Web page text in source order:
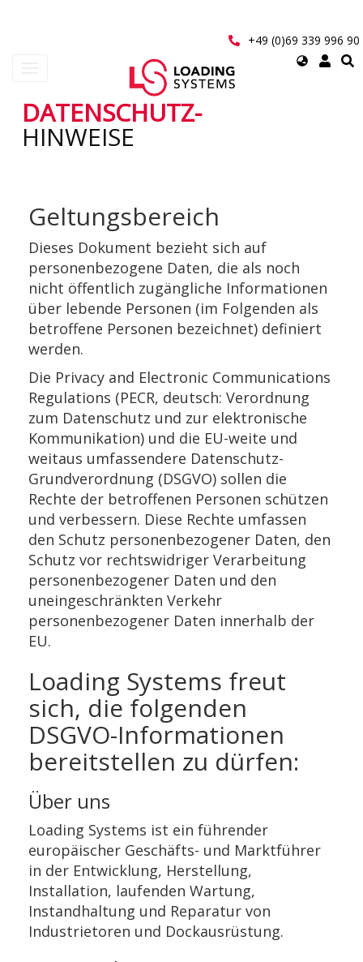
+49 (0)69 339 996 90
Select
User
aktivieren/deaktivieren
DATENSCHUTZ-
HINWEISE
Geltungsbereich
Dieses Dokument bezieht sich auf
personenbezogene Daten, die als noch
nicht öffentlich zugängliche Informationen
über lebende Personen (im Folgenden als
betroffene Personen bezeichnet) definiert
werden.
Die Privacy and Electronic Communications
Regulations (PECR, deutsch: Verordnung
zum Datenschutz und zur elektronische
Kommunikation) und die EU-weite und
weitaus umfassendere Datenschutz-
Grundverordnung (DSGVO) sollen die
Rechte der betroffenen Personen schützen
und verbessern. Diese Rechte umfassen
den Schutz personenbezogener Daten, den
Schutz vor rechtswidriger Verarbeitung
personenbezogener Daten und den
uneingeschränkten Verkehr
personenbezogener Daten innerhalb der
EU.
Loading Systems freut
sich, die folgenden
DSGVO-Informationen
bereitstellen zu dürfen:
Über uns
Loading Systems ist ein führender
europäischer Geschäfts- und Marktführer
in der Entwicklung, Herstellung,
Installation, laufenden Wartung,
Instandhaltung und Reparatur von
Industrietoren und Dockausrüstung.